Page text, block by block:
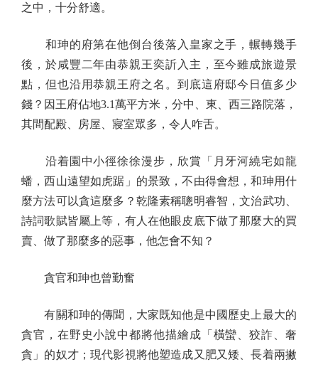
之中，十分舒適。
和珅的府第在他倒台後落入皇家之手，輾轉幾手
後，於咸豐二年由恭親王奕訢入主，至今雖成旅遊景
點，但也沿用恭親王府之名。到底這府邸今日值多少
錢？因王府佔地3.1萬平方米，分中、東、西三路院落，
其間配殿、房屋、寢室眾多，令人咋舌。
沿着園中小徑徐徐漫步，欣賞「月牙河繞宅如龍
蟠，西山遠望如虎踞」的景致，不由得會想，和珅用什
麼方法可以貪這麼多？乾隆素稱聰明睿智，文治武功、
詩詞歌賦皆屬上等，有人在他眼皮底下做了那麼大的買
賣、做了那麼多的惡事，他怎會不知？
貪官和珅也曾勤奮
有關和珅的傳聞，大家既知他是中國歷史上最大的
貪官，在野史小說中都將他描繪成「橫蠻、狡詐、奢
貪」的奴才；現代影視將他塑造成又肥又矮、長着兩撇